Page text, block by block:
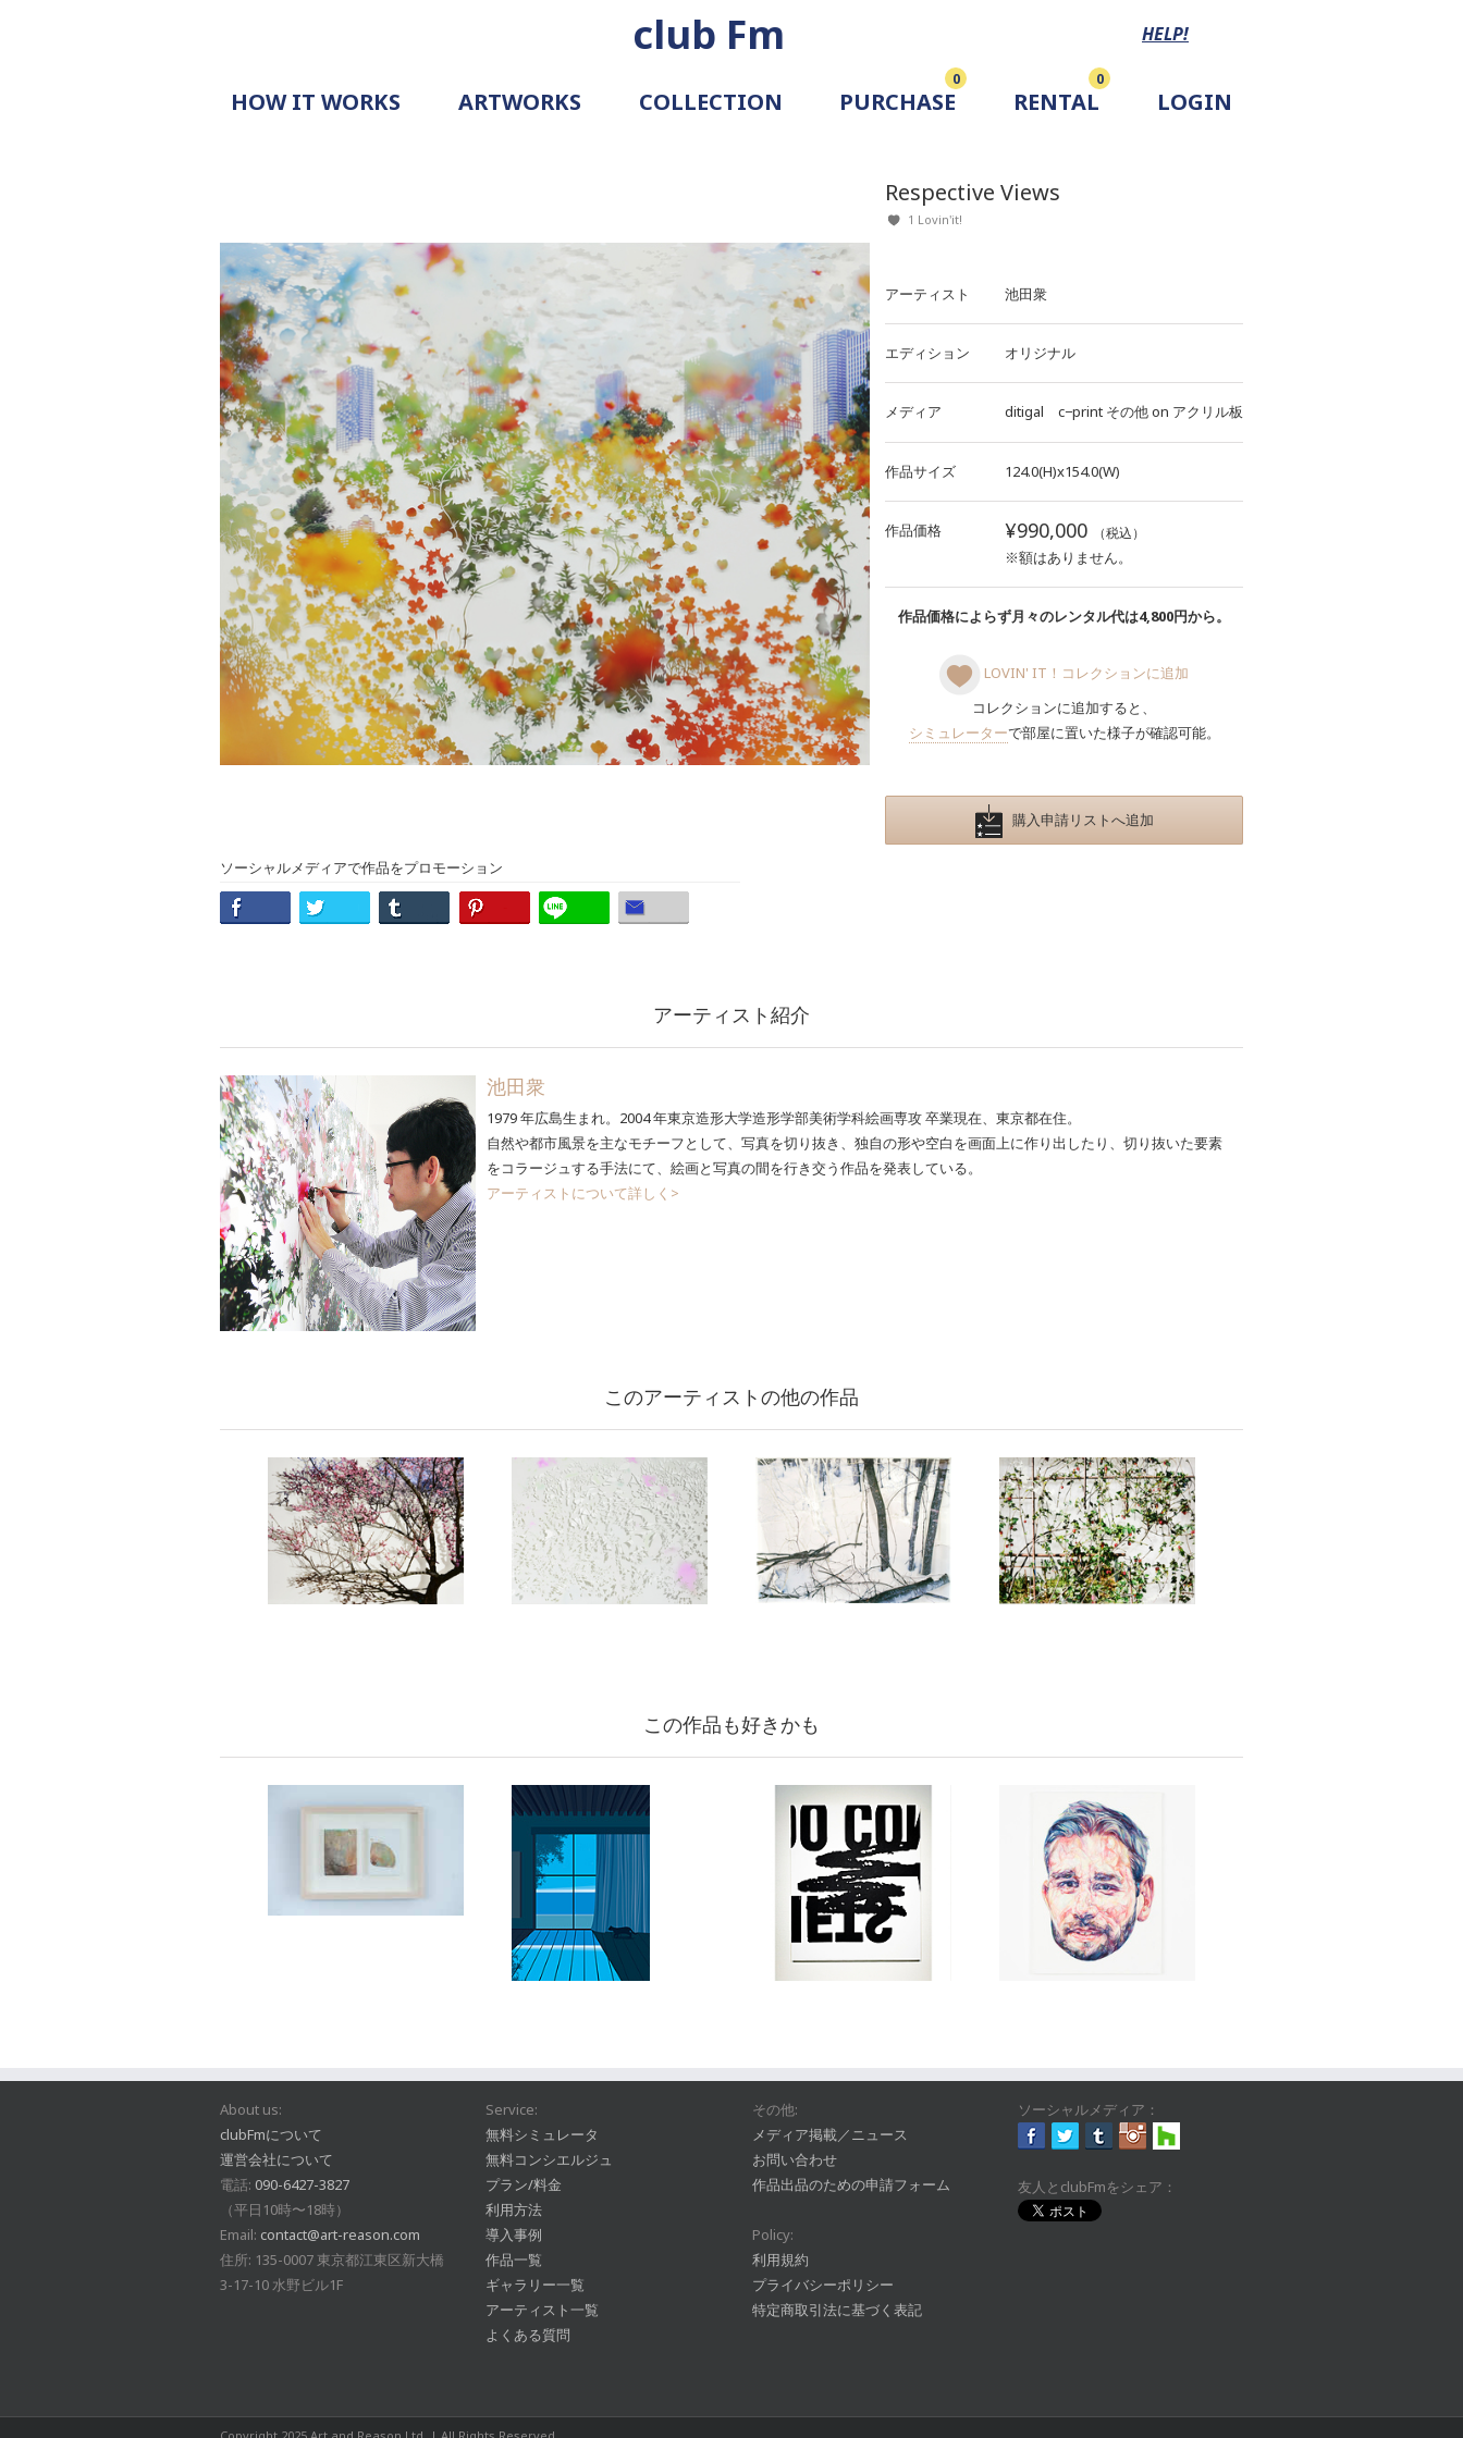
club Fm HELP!
HOW IT WORKS
EXAMPLE
DOCUMENT
REQUEST
ARTWORKS
COLLECTION
PURCHASE
0
RENTAL
0
LOGIN
ソーシャルメディアで作品をプロモーション
Respective Views
1 Lovin'it!
アーティスト 池田衆
エディション オリジナル
メディア ditigal c−print その他on アクリル板
作品サイズ 124.0(H)x154.0(W)
作品価格 ¥990,000 （税込）
※額はありません。
作品価格によらず月々のレンタル代は4,800円から。
LOVIN' IT！コレクションに追加
コレクションに追加すると、
シミュレーターで部屋に置いた様子が確認可能。
購入申請リストへ追加
アーティスト紹介
池田衆
1979 年広島生まれ。2004 年東京造形大学造形学部美術学科絵画専攻 卒業現在、東京都在住。
自然や都市風景を主なモチーフとして、写真を切り抜き、独自の形や空白を画面上に作り出したり、切り抜いた要素
をコラージュする手法にて、絵画と写真の間を行き交う作品を発表している。
アーティストについて詳しく>
このアーティストの他の作品
この作品も好きかも
About us:
clubFmについて
運営会社について
電話: 090-6427-3827
（平日10時〜18時）
Email: contact@art-reason.com
住所: 135-0007 東京都江東区新大橋
3-17-10 水野ビル1F
Service:
無料シミュレータ
無料コンシエルジュ
プラン/料金
利用方法
導入事例
作品一覧
ギャラリー一覧
アーティスト一覧
よくある質問
その他:
メディア掲載／ニュース
お問い合わせ
作品出品のための申請フォーム
Policy:
利用規約
プライバシーポリシー
特定商取引法に基づく表記
ソーシャルメディア：
友人とclubFmをシェア：